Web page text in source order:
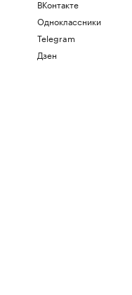
ВКонтакте
Одноклассники
Telegram
Дзен